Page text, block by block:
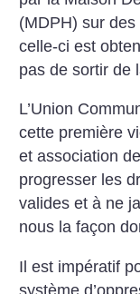
(MDPH) sur
celle-ci est
pas de sortir de
L’Union
cette première
et association
progresser les
valides et à ne
nous la façon
Il est impératif
système